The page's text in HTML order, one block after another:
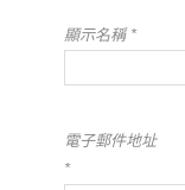
顯示名稱 *
電子郵件地址
*